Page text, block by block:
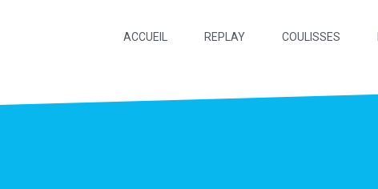
ACCUEIL REPLAY COULISSES